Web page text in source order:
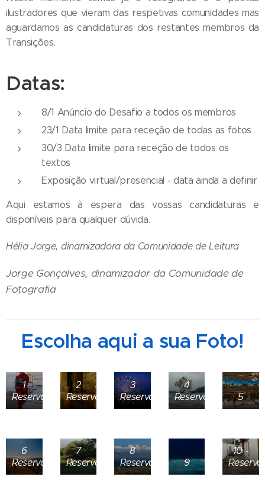
ilustradores que vieram das respetivas comunidades mas
aguardamos as candidaturas dos restantes membros da
Transições.
Datas:
8/1 Anúncio do Desafio a todos os membros
23/1 Data limite para receção de todas as fotos
30/3 Data limite para receção de todos os
textos
Exposição virtual/presencial - data ainda a definir
Aqui estamos à espera das vossas candidaturas e
disponíveis para qualquer dúvida.
Hélia Jorge, dinamizadora da Comunidade de Leitura
Jorge Gonçalves, dinamizador da Comunidade de
Fotografia
Escolha aqui a sua Foto!
1
Reservada
2
Reservada
3
Reservada
4
Reservada
5
6
Reservada
7
Reservada
8
Reservada
9
10 -